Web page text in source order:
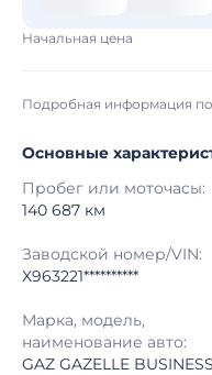
Начальная цена
Подробная информация
Начало торгов:
Конец торгов:
Тип аукциона:
Шаг торгов:
Основные
Пробег или моточасы:
140 687 км
Заводской номер/VIN:
X963221**********
Марка, модель,
наименование авто:
GAZ GAZELLE